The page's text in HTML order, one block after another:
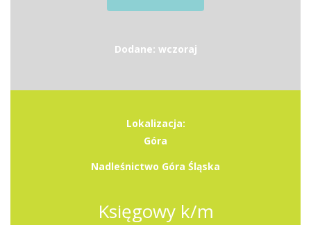
Dodane: wczoraj
Lokalizacja:
Góra
Nadleśnictwo Góra Śląska
Księgowy k/m